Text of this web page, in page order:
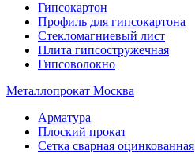
Гипсокартон
Профиль для гипсокартона
Стекломагниевый лист
Плита гипсостружечная
Гипсоволокно
Металлопрокат Москва
Арматура
Плоский прокат
Сетка сварная оцинкованная